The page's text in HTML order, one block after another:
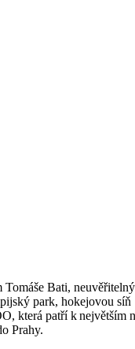
Tomáše Bati, neuvěřitelný
park, hokejovou síň
která patří k největším
Prahy.